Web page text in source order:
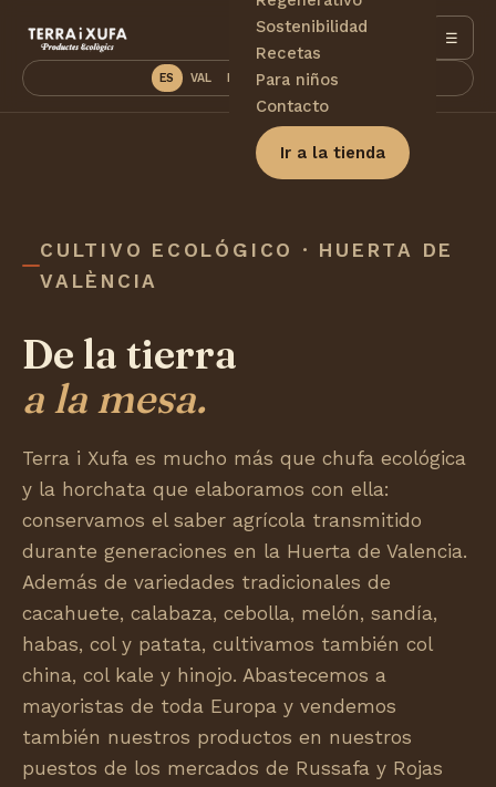
Sostenibilidad
Recetas
Para niños
Contacto
Ir a la tienda
ES VAL EN DE PT FR
☰
CULTIVO ECOLÓGICO · HUERTA DE
VALÈNCIA
De la tierra
a la mesa.
Terra i Xufa es mucho más que chufa ecológica
y la horchata que elaboramos con ella:
conservamos el saber agrícola transmitido
durante generaciones en la Huerta de Valencia.
Además de variedades tradicionales de
cacahuete, calabaza, cebolla, melón, sandía,
habas, col y patata, cultivamos también col
china, col kale y hinojo. Abastecemos a
mayoristas de toda Europa y vendemos
también nuestros productos en nuestros
puestos de los mercados de Russafa y Rojas